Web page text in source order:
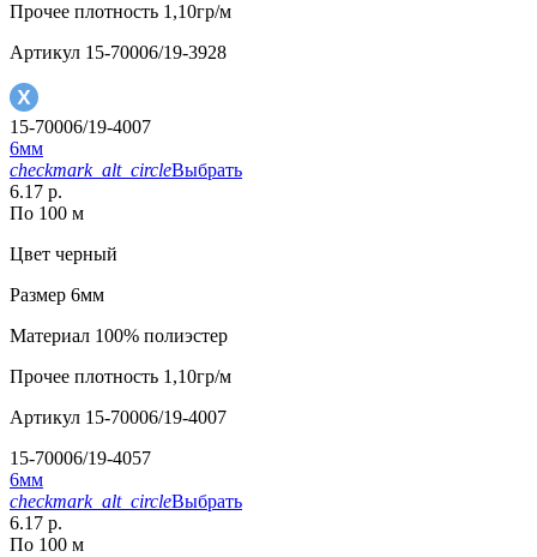
Прочее плотность 1,10гр/м
Артикул 15-70006/19-3928
15-70006/19-4007
6мм
checkmark_alt_circleВыбрать
6.17 р.
По 100 м
Цвет черный
Размер 6мм
Материал 100% полиэстер
Прочее плотность 1,10гр/м
Артикул 15-70006/19-4007
15-70006/19-4057
6мм
checkmark_alt_circleВыбрать
6.17 р.
По 100 м